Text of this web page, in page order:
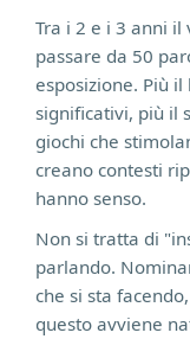
Tra i 2 e i 3 anni
passare da 50
esposizione. Più
significativi, più il
giochi che
creano contesti
hanno senso.
Non si tratta di
parlando.
che si sta
questo avviene